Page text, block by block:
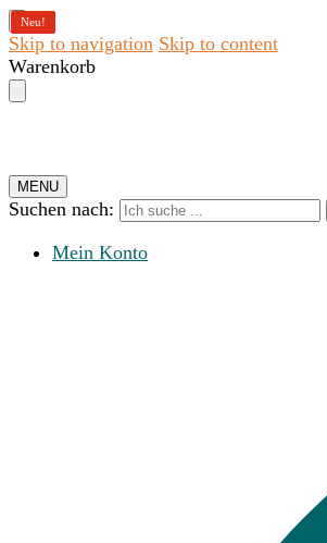
Skip to navigation Skip to content
Warenkorb
MENU
Suchen nach:
Mein Konto
Neu!
Neu!
Neu!
Neu!